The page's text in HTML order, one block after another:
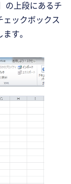
の上段にあるチ
ェックボックス
す。